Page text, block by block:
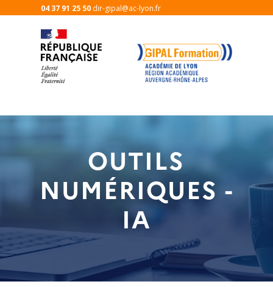
04 37 91 25 50 dir-gipal@ac-lyon.fr
OUTILS
NUMÉRIQUES -
IA